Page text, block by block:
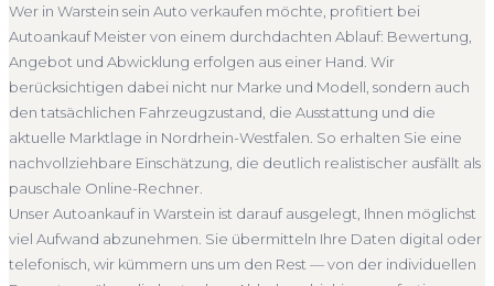
Unverbindlich
Seriöse Einschätzung
erfolgt direkt bei Übergabe, auf Wunsch übernehmen wir
auch die Abmeldung.
Abholung Warstein Nicht fahrbereit
Barzahlung
Abmeldung inklusive
deutschlandweit an — auch in Warstein und ganz Nordrhein-
Westfalen. Sie erhalten eine kostenlose Bewertung, ein
verbindliches Angebot und auf Wunsch den kompletten
Service von der Abholung bis zur Abmeldung. Über 4.800
zufriedene Kunden sprechen für sich.
Seit 2010 4.800+ Ankäufe
Komplettservice
Nordrhein-Westfalen
Wer in Warstein sein Auto verkaufen möchte, profitiert bei
Autoankauf Meister von einem durchdachten Ablauf: Bewertung,
Angebot und Abwicklung erfolgen aus einer Hand. Wir
berücksichtigen dabei nicht nur Marke und Modell, sondern auch
den tatsächlichen Fahrzeugzustand, die Ausstattung und die
aktuelle Marktlage in Nordrhein-Westfalen. So erhalten Sie eine
nachvollziehbare Einschätzung, die deutlich realistischer ausfällt als
pauschale Online-Rechner.
Unser Autoankauf in Warstein ist darauf ausgelegt, Ihnen möglichst
viel Aufwand abzunehmen. Sie übermitteln Ihre Daten digital oder
telefonisch, wir kümmern uns um den Rest — von der individuellen